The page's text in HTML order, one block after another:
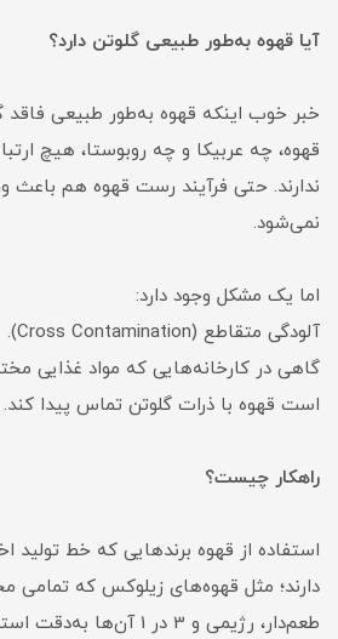
آیا قهوه به‌طور طبیعی گلوتن دارد؟
خبر خوب اینکه قهوه به‌طور طبیعی
قهوه، چه عربیکا و چه روبوستا، هیچ
ندارند. حتی فرآیند رست قهوه هم باعث
نمی‌شود.
اما یک مشکل وجود دارد:
آلودگی متقاطع (Cross Contamination).
گاهی در کارخانه‌هایی که مواد غذایی
است قهوه با ذرات گلوتن تماس پیدا کند.
راهکار چیست؟
استفاده از قهوه برندهایی که خط
دارند؛ مثل قهوه‌های زیلوکس که تمامی
طعم‌دار، رژیمی و 3 در 1